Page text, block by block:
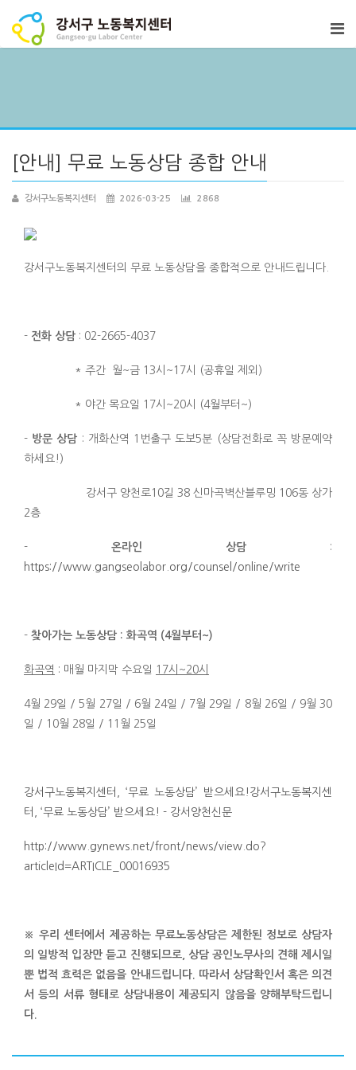
[안내] 무료 노동상담 종합 안내
강서구노동복지센터 2026-03-25 2868
강서구노동복지센터의 무료 노동상담을 종합적으로 안내드립니다.
- 전화 상담 : 02-2665-4037
* 주간 월~금 13시~17시 (공휴일 제외)
* 야간 목요일 17시~20시 (4월부터~)
- 방문 상담 : 개화산역 1번출구 도보5분 (상담전화로 꼭 방문예약
하세요!)
강서구 양천로10길 38 신마곡벽산블루밍 106동 상가
2층
- 온라인 상담 :
https://www.gangseolabor.org/counsel/online/write
- 찾아가는 노동상담 : 화곡역 (4월부터~)
화곡역 : 매월 마지막 수요일 17시~20시
4월 29일 / 5월 27일 / 6월 24일 / 7월 29일 / 8월 26일 / 9월 30
일 / 10월 28일 / 11월 25일
강서구노동복지센터, ‘무료 노동상담’ 받으세요!강서구노동복지센
터, ‘무료 노동상담’ 받으세요! - 강서양천신문
http://www.gynews.net/front/news/view.do?
articleId=ARTICLE_00016935
※ 우리 센터에서 제공하는 무료노동상담은 제한된 정보로 상담자
의 일방적 입장만 듣고 진행되므로, 상담 공인노무사의 견해 제시일
뿐 법적 효력은 없음을 안내드립니다. 따라서 상담확인서 혹은 의견
서 등의 서류 형태로 상담내용이 제공되지 않음을 양해부탁드립니
다.